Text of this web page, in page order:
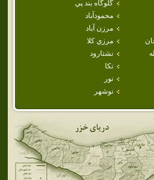
گلوگاه بند پي
محمودآباد
مرزن آباد
مرزي كلا
نشتارود
نكا
نور
نوشهر